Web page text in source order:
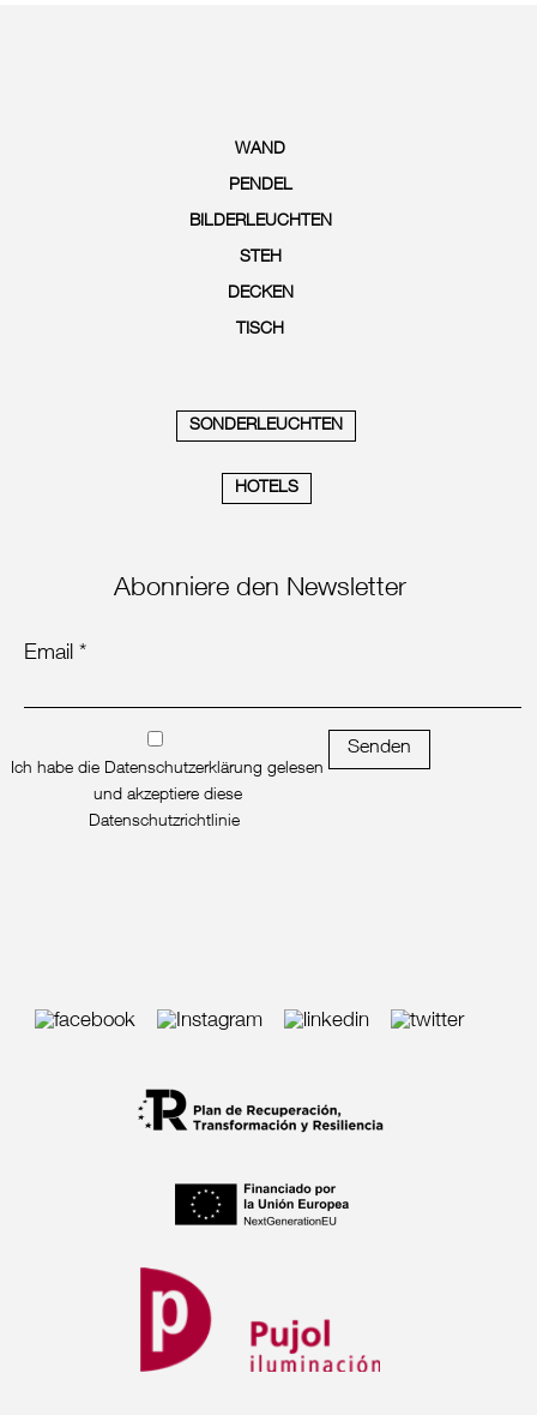
WAND
PENDEL
BILDERLEUCHTEN
STEH
DECKEN
TISCH
SONDERLEUCHTEN
HOTELS
Abonniere den Newsletter
Email *
Ich habe die Datenschutzerklärung gelesen
und akzeptiere diese
Datenschutzrichtlinie
Senden